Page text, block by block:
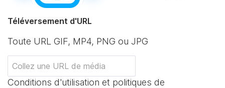
Téléversement d'URL
Toute URL GIF, MP4, PNG ou JPG
Conditions d'utilisation et politiques de